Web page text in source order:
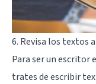
6. Revisa los textos
Para ser un escritor
trates de escribir